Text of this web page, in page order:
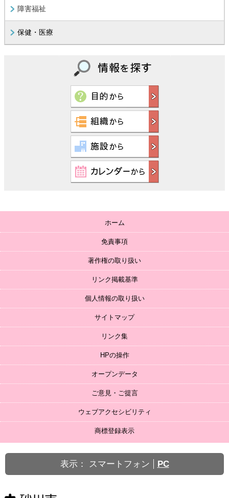
障害福祉
保健・医療
ホーム
免責事項
著作権の取り扱い
リンク掲載基準
個人情報の取り扱い
サイトマップ
リンク集
HPの操作
オープンデータ
ご意見・ご提言
ウェブアクセシビリティ
商標登録表示
表示： スマートフォン PC